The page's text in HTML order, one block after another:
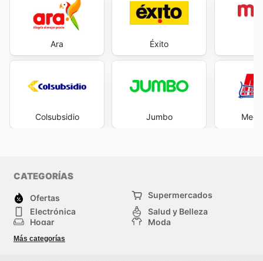
Ara
Colsubsidio
Éxito
Jumbo
CATEGORÍAS
Ofertas
Supermercados
Electrónica
Salud y Belleza
Hogar
Moda
Herramientas y jardinería
Infancia
Más categorías